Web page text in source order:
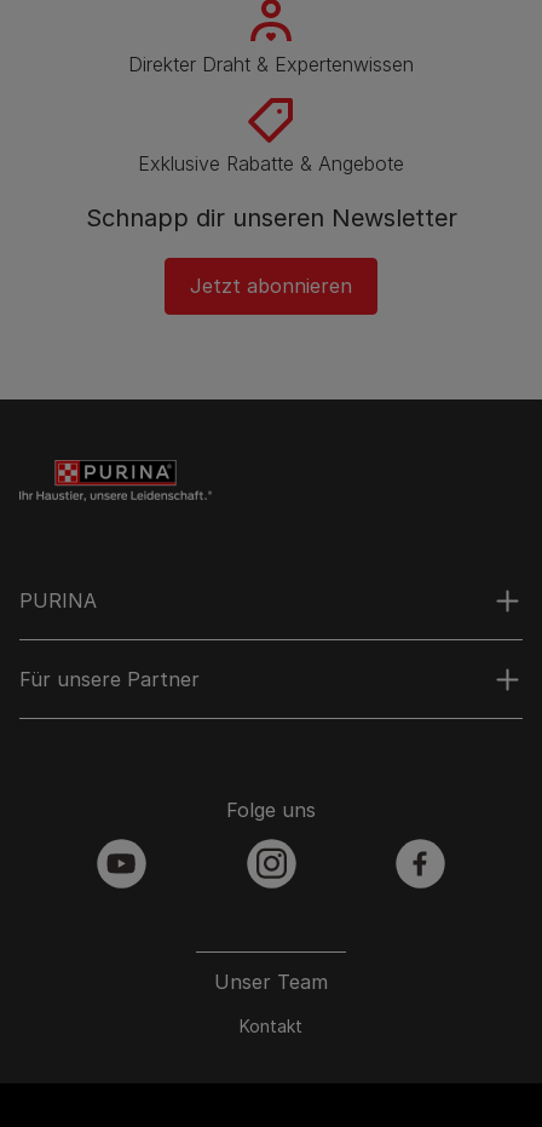
Direkter Draht & Expertenwissen
Exklusive Rabatte & Angebote
Schnapp dir unseren Newsletter
Jetzt abonnieren
PURINA
Für unsere Partner
Unser Team
Kontakt
Folge uns
youtube instagram facebook